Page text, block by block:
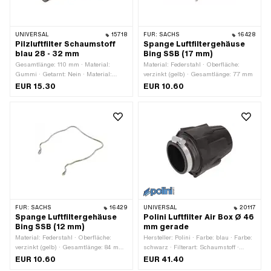
UNIVERSAL 15718
Pilzluftfilter Schaumstoff
blau 28 - 32 mm
Gesamtlänge: 110 mm · Material:
Gummi · Getarnt: Nein · Material:
Schaumstoff · Anwendungsbereich:
Anschluss innen: 32 mm · Ø aussen:
EUR 15.30
FÜR: SACHS 16428
Spange Luftfiltergehäuse
Bing SSB (17 mm)
Material: Federstahl · Oberfläche:
verzinkt (gelb) · Gesamtlänge: 77 mm
EUR 10.60
FÜR: SACHS 16429
Spange Luftfiltergehäuse
Bing SSB (12 mm)
Material: Federstahl · Oberfläche:
verzinkt (gelb) · Gesamtlänge: 84 mm
· Pony OEM-Nr.: A2020 · Sachs
EUR 10.60
UNIVERSAL 20117
Polini Luftfilter Air Box Ø 46
mm gerade
Hersteller: Polini · Farbe: blau · Farbe:
schwarz · Filterart: Schaumstoff ·
Gesamtlänge: 100 mm ·
EUR 41.40